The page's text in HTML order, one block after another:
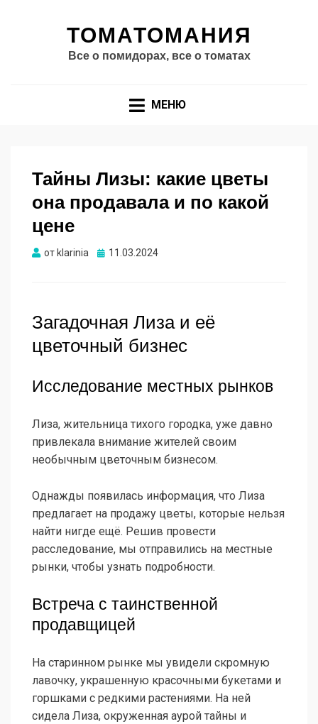
ТОМАТОМАНИЯ
Все о помидорах, все о томатах
МЕНЮ
Тайны Лизы: какие цветы
она продавала и по какой
цене
от klarinia Опубликовано
11.03.2024
Загадочная Лиза и её
цветочный бизнес
Исследование местных рынков
Лиза, жительница тихого городка, уже давно
привлекала внимание жителей своим
необычным цветочным бизнесом.
Однажды появилась информация, что Лиза
предлагает на продажу цветы, которые нельзя
найти нигде ещё. Решив провести
расследование, мы отправились на местные
рынки, чтобы узнать подробности.
Встреча с таинственной
продавщицей
На старинном рынке мы увидели скромную
лавочку, украшенную красочными букетами и
горшками с редкими растениями. На ней
сидела Лиза, окруженная аурой тайны и